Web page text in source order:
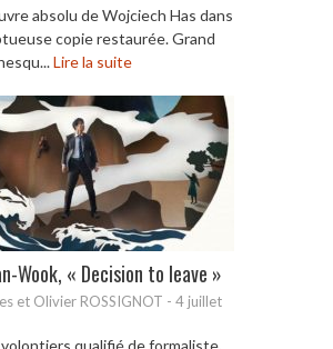
absolu de Wojciech Has dans
copie restaurée. Grand
Lire la suite
Wook, « Decision to leave »
et Olivier ROSSIGNOT - 4 juillet
qualifié de formaliste,